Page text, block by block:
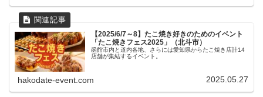
【2025/6/7～8】たこ焼き好きのためのイベント
「たこ焼きフェス2025」（北斗市）
函館市内と道内各地、さらには愛知県からたこ焼き店計14
店舗が集結するイベント。
hakodate-event.com 2025.05.27